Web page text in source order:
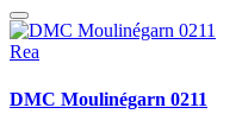
Rea
DMC Moulinégarn 0211